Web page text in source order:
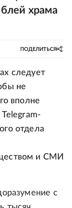
храма
ПОДЕЛИТЬСЯ
следует
не
вполне
отдела
и СМИ
с